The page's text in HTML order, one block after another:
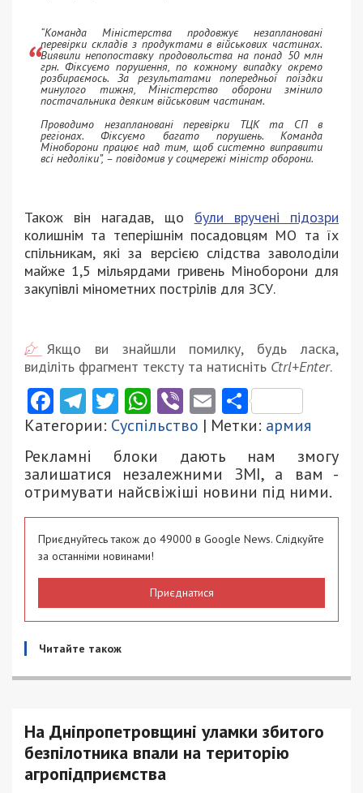
“Команда Міністерства продовжує незаплановані
перевірки складів з продуктами в військових частинах.
Виявили непопоставку продовольства на понад 50 млн
грн. Фіксуємо порушення, по кожному випадку окремо
розбираємось. За результатами попередньої поїздки
минулого тижня, Міністерство оборони змінило
постачальника деяким військовим частинам.
Проводимо незаплановані перевірки ТЦК та СП в
регіонах. Фіксуємо багато порушень. Команда
Міноборони працює над тим, щоб системно виправити
всі недоліки”, – повідомив у соцмережі міністр оборони.
Також він нагадав, що були вручені підозри
колишнім та теперішнім посадовцям МО та їх
спільникам, які за версією слідства заволоділи
майже 1,5 мільярдами гривень Міноборони для
закупівлі мінометних пострілів для ЗСУ.
Якщо ви знайшли помилку, будь ласка,
виділіть фрагмент тексту та натисніть Ctrl+Enter.
Facebook
Telegram
Twitter
WhatsApp
ViberEmail
Категории: Суспільство | Метки: армия
Рекламні блоки дають нам змогу
залишатися незалежними ЗМІ, а вам -
отримувати найсвіжіші новини під ними.
Приєднуйтесь також до 49000 в Google News. Слідкуйте
за останніми новинами!
Приєднатися
Читайте також
На Дніпропетровщині уламки збитого
безпілотника впали на територію
агропідприємства